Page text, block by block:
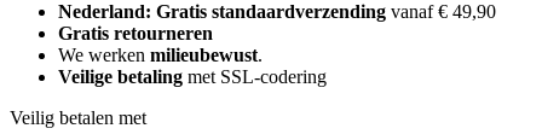
Nederland: Gratis standaardverzending vanaf € 49,90
Gratis retourneren
We werken milieubewust.
Veilige betaling met SSL-codering
Veilig betalen met